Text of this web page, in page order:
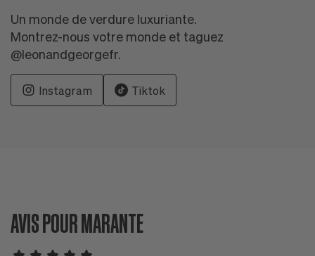
Un monde de verdure luxuriante.
Montrez-nous votre monde et taguez
@leonandgeorgefr.
Instagram Tiktok
AVIS POUR MARANTE